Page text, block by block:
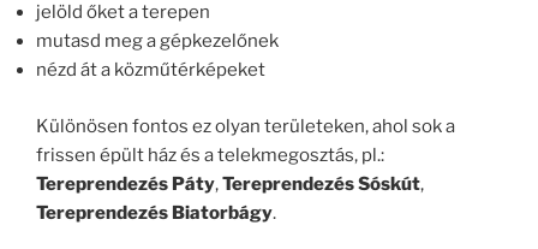
jelöld őket a terepen
mutasd meg a gépkezelőnek
nézd át a közműtérképeket
Különösen fontos ez olyan területeken, ahol sok a
frissen épült ház és a telekmegosztás, pl.:
Tereprendezés Páty,Tereprendezés Sóskút,
Tereprendezés Biatorbágy.